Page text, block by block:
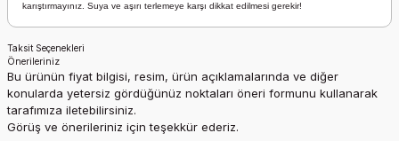
karıştırmayınız. Suya ve aşırı terlemeye karşı dikkat edilmesi gerekir!
Taksit Seçenekleri
Önerileriniz
Bu ürünün fiyat bilgisi, resim, ürün açıklamalarında ve diğer
konularda yetersiz gördüğünüz noktaları öneri formunu kullanarak
tarafımıza iletebilirsiniz.
Görüş ve önerileriniz için teşekkür ederiz.